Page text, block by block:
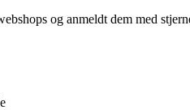
og anmeldt dem med